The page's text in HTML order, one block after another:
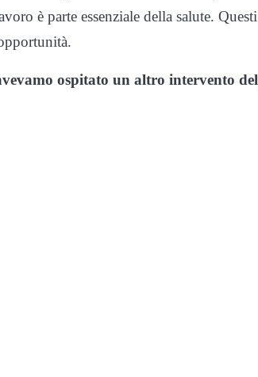
è parte essenziale della salute.
ospitato un altro intervento